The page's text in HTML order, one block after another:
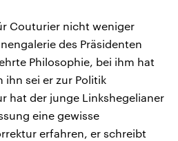
Couturier nicht weniger
des Präsidenten
Philosophie, bei ihm hat
sei er zur Politik
hat der junge Linkshegelianer
eine gewisse
erfahren, er schreibt